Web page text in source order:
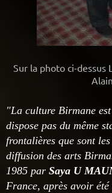
Sur la photo ci-dessus
"La culture Birmane
dispose pas du même
frontalières que sont
diffusion des arts
1985 par Saya U
France, après avoir été